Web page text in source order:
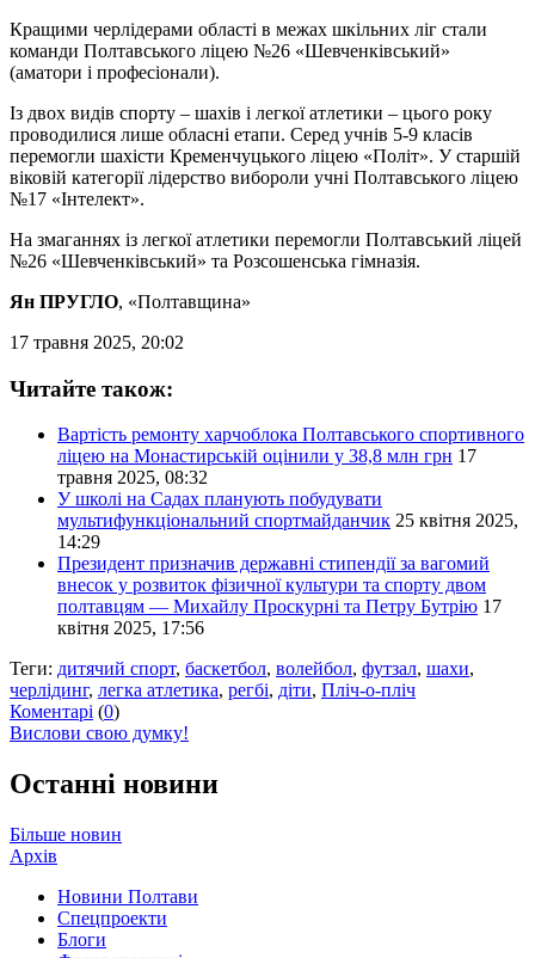
Кращими черлідерами області в межах шкільних ліг стали
команди Полтавського ліцею №26 «Шевченківський»
(аматори і професіонали).
Із двох видів спорту – шахів і легкої атлетики – цього року
проводилися лише обласні етапи. Серед учнів 5-9 класів
перемогли шахісти Кременчуцького ліцею «Політ». У старшій
віковій категорії лідерство вибороли учні Полтавського ліцею
№17 «Інтелект».
На змаганнях із легкої атлетики перемогли Полтавський ліцей
№26 «Шевченківський» та Розсошенська гімназія.
Ян ПРУГЛО, «Полтавщина»
17 травня 2025, 20:02
Читайте також:
Вартість ремонту харчоблока Полтавського спортивного
ліцею на Монастирській оцінили у 38,8 млн грн 17
травня 2025, 08:32
У школі на Садах планують побудувати
мультифункціональний спортмайданчик 25 квітня 2025,
14:29
Президент призначив державні стипендії за вагомий
внесок у розвиток фізичної культури та спорту двом
полтавцям — Михайлу Проскурні та Петру Бутрію 17
квітня 2025, 17:56
Теги: дитячий спорт, баскетбол, волейбол, футзал, шахи,
черлідинг, легка атлетика, регбі, діти, Пліч-о-пліч
Коментарі (0)
Вислови свою думку!
Останні новини
Більше новин
Архів
Новини Полтави
Спецпроекти
Блоги